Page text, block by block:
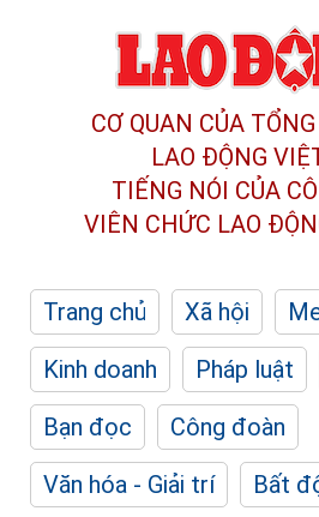
CƠ QUAN CỦA
LAO ĐỘNG
TIẾNG NÓI CỦA
VIÊN CHỨC LAO
Trang chủ Xã hội
Kinh doanh
Pháp luật
Bạn đọc
Công đoàn
Văn hóa - Giải trí
Bất